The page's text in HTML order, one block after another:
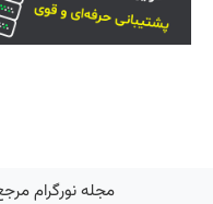
مجله نورگرام